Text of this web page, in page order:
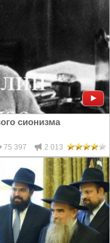
сионизма
75 397 2 013